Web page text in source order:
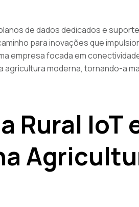
de dados dedicados e
para inovações que
empresa focada em
moderna, tornando-a
Rural IoT